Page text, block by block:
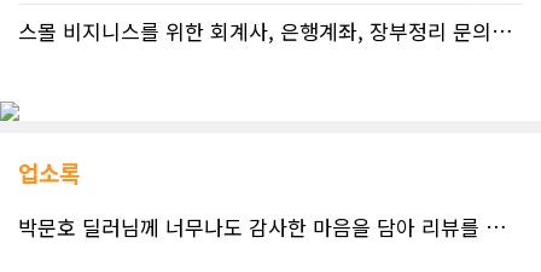
스몰 비지니스를 위한 회계사, 은행계좌, 장부정리 문의드립니다.
업소록
박문호 딜러님께 너무나도 감사한 마음을 담아 리뷰를 남깁니다.